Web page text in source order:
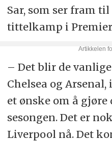
Sar, som ser fram
tittelkamp i Premier
– Det blir de
Chelsea og
et ønske om å gjøre
sesongen. Det er
Liverpool nå. Det